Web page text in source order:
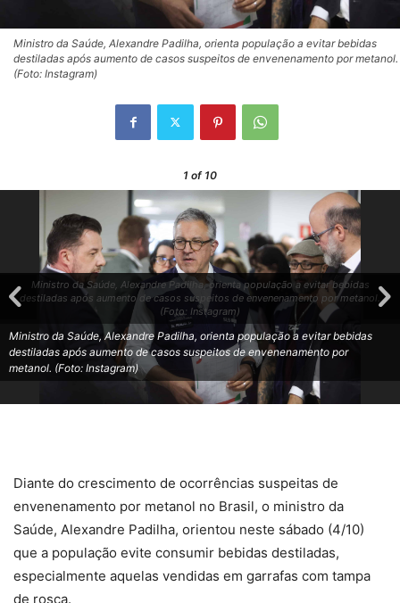
Ministro da Saúde, Alexandre Padilha, orienta população a evitar bebidas
destiladas após aumento de casos suspeitos de envenenamento por metanol.
(Foto: Instagram)
1 of 10
Ministro da Saúde, Alexandre Padilha, orienta população a evitar bebidas
destiladas após aumento de casos suspeitos de envenenamento por metanol.
(Foto: Instagram)
Ministro da Saúde, Alexandre Padilha, orienta população a evitar bebidas
destiladas após aumento de casos suspeitos de envenenamento por
metanol. (Foto: Instagram)
Diante do crescimento de ocorrências suspeitas de
envenenamento por metanol no Brasil, o ministro da
Saúde, Alexandre Padilha, orientou neste sábado (4/10)
que a população evite consumir bebidas destiladas,
especialmente aquelas vendidas em garrafas com tampa
de rosca.